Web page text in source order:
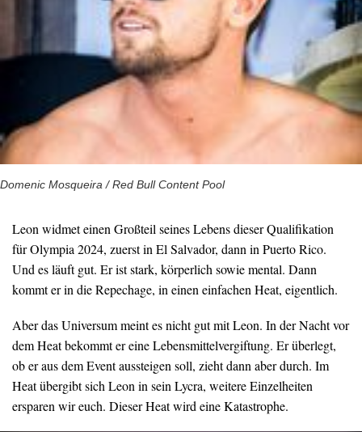
Domenic Mosqueira / Red Bull Content Pool
Leon widmet einen Großteil seines Lebens dieser Qualifikation
für Olympia 2024, zuerst in El Salvador, dann in Puerto Rico.
Und es läuft gut. Er ist stark, körperlich sowie mental. Dann
kommt er in die Repechage, in einen einfachen Heat, eigentlich.
Aber das Universum meint es nicht gut mit Leon. In der Nacht vor
dem Heat bekommt er eine Lebensmittelvergiftung. Er überlegt,
ob er aus dem Event aussteigen soll, zieht dann aber durch. Im
Heat übergibt sich Leon in sein Lycra, weitere Einzelheiten
ersparen wir euch. Dieser Heat wird eine Katastrophe.